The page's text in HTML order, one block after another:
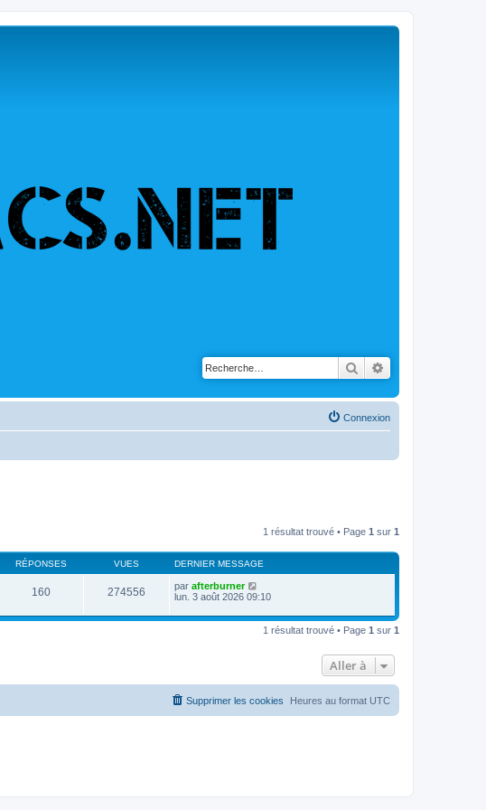
Rechercher
Connexion
1 résultat trouvé • Page 1 sur 1
RÉPONSES VUES DERNIER MESSAGE
160 274556 par afterburner
lun. 3 août 2026 09:10
1 résultat trouvé • Page 1 sur 1
Aller à
Heures au format UTC
Supprimer les cookies